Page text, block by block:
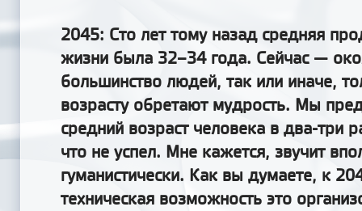
2045: Сто лет тому назад средняя
жизни была 32–34 года. Сейчас —
большинство людей, так или иначе,
возрасту обретают мудрость. Мы
средний возраст человека в два-три
что не успел. Мне кажется, звучит
гуманистически. Как вы думаете, к
техническая возможность это